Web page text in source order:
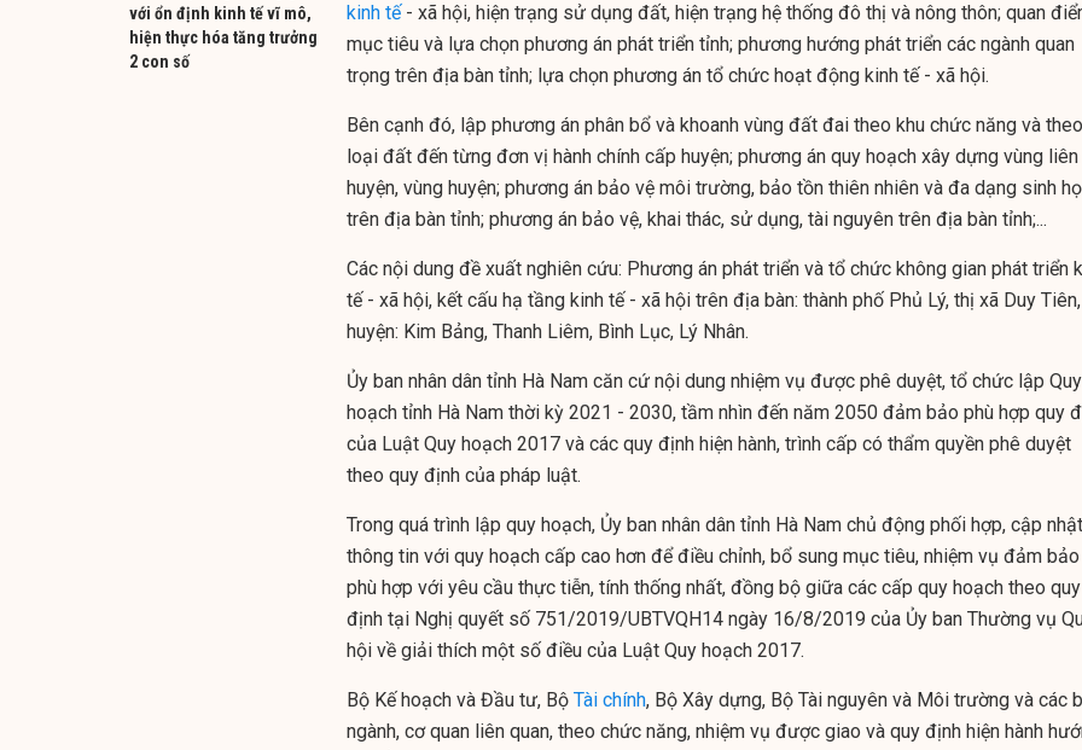
với ổn định kinh tế vĩ mô,
hiện thực hóa tăng trưởng
2 con số
kinh tế- xã hội, hiện trạng sử dụng đất, hiện trạng hệ thống đô thị và nông thôn; quan
mục tiêu và lựa chọn phương án phát triển tỉnh; phương hướng phát triển các ngành quan
trọng trên địa bàn tỉnh; lựa chọn phương án tổ chức hoạt động kinh tế - xã hội.
Bên cạnh đó, lập phương án phân bổ và khoanh vùng đất đai theo khu chức năng và theo
loại đất đến từng đơn vị hành chính cấp huyện; phương án quy hoạch xây dựng vùng liên
huyện, vùng huyện; phương án bảo vệ môi trường, bảo tồn thiên nhiên và đa dạng sinh
trên địa bàn tỉnh; phương án bảo vệ, khai thác, sử dụng, tài nguyên trên địa bàn tỉnh;...
Các nội dung đề xuất nghiên cứu: Phương án phát triển và tổ chức không gian phát triển
tế - xã hội, kết cấu hạ tầng kinh tế - xã hội trên địa bàn: thành phố Phủ Lý, thị xã Duy Tiên,
huyện: Kim Bảng, Thanh Liêm, Bình Lục, Lý Nhân.
Ủy ban nhân dân tỉnh Hà Nam căn cứ nội dung nhiệm vụ được phê duyệt, tổ chức lập Quy
hoạch tỉnh Hà Nam thời kỳ 2021 - 2030, tầm nhìn đến năm 2050 đảm bảo phù hợp quy
của Luật Quy hoạch 2017 và các quy định hiện hành, trình cấp có thẩm quyền phê duyệt
theo quy định của pháp luật.
Trong quá trình lập quy hoạch, Ủy ban nhân dân tỉnh Hà Nam chủ động phối hợp, cập nhật
thông tin với quy hoạch cấp cao hơn để điều chỉnh, bổ sung mục tiêu, nhiệm vụ đảm bảo
phù hợp với yêu cầu thực tiễn, tính thống nhất, đồng bộ giữa các cấp quy hoạch theo quy
định tại Nghị quyết số 751/2019/UBTVQH14 ngày 16/8/2019 của Ủy ban Thường vụ
hội về giải thích một số điều của Luật Quy hoạch 2017.
Bộ Kế hoạch và Đầu tư, Bộ Tài chính, Bộ Xây dựng, Bộ Tài nguyên và Môi trường và các
ngành, cơ quan liên quan, theo chức năng, nhiệm vụ được giao và quy định hiện hành